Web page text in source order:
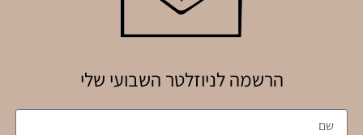
הרשמה לניוזלטר השבועי שלי